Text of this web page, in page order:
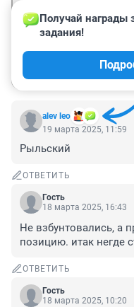
alev leo
Получай награды
задания!
19 марта 2025, 11:59
Рыльский
ОТВЕТИТЬ
Гость
18 марта 2025, 16:43
Не взбунтовались, а
позицию. итак негде
ОТВЕТИТЬ
Гость
18 марта 2025, 10:20